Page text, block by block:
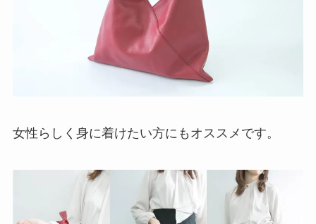
女性らしく身に着けたい方にもオススメです。